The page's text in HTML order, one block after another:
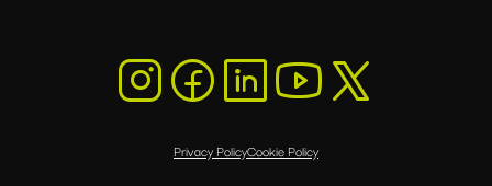
Privacy PolicyCookie Policy